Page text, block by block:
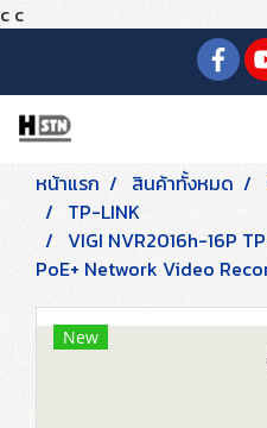
c c
หน้าแรก สินค้าทั้งหมด
TP-LINK
VIGI NVR2016h-16P
PoE+ Network Video
New